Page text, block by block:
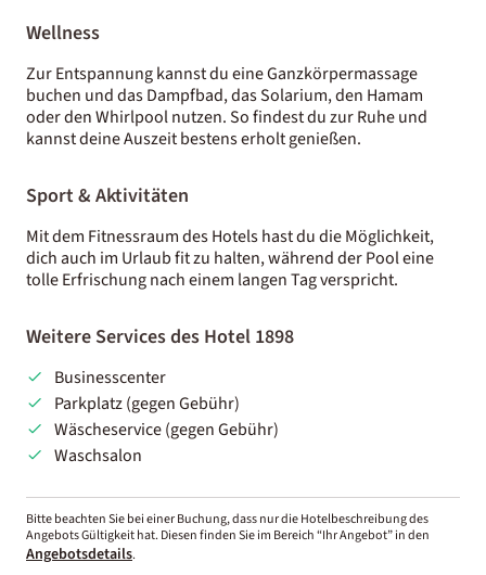
Wellness
Zur Entspannung kannst du eine Ganzkörpermassage
buchen und das Dampfbad, das Solarium, den Hamam
oder den Whirlpool nutzen. So findest du zur Ruhe und
kannst deine Auszeit bestens erholt genießen.
Sport & Aktivitäten
Mit dem Fitnessraum des Hotels hast du die Möglichkeit,
dich auch im Urlaub fit zu halten, während der Pool eine
tolle Erfrischung nach einem langen Tag verspricht.
Weitere Services des Hotel 1898
Businesscenter
Parkplatz (gegen Gebühr)
Wäscheservice (gegen Gebühr)
Waschsalon
Bitte beachten Sie bei einer Buchung, dass nur die Hotelbeschreibung des
Angebots Gültigkeit hat. Diesen finden Sie im Bereich “Ihr Angebot” in den
Angebotsdetails.